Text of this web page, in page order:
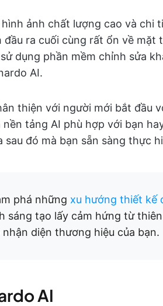
ảnh chất lượng cao và chi
ra cuối cùng rất ổn về mặt
dụng phần mềm chỉnh sửa
AI.
thiện với người mới bắt đầu
tảng AI phù hợp với bạn
đó mà bạn sẵn sàng thực
phá những xu hướng thiết kế
sáng tạo lấy cảm hứng từ
diện thương hiệu của bạn.
AI